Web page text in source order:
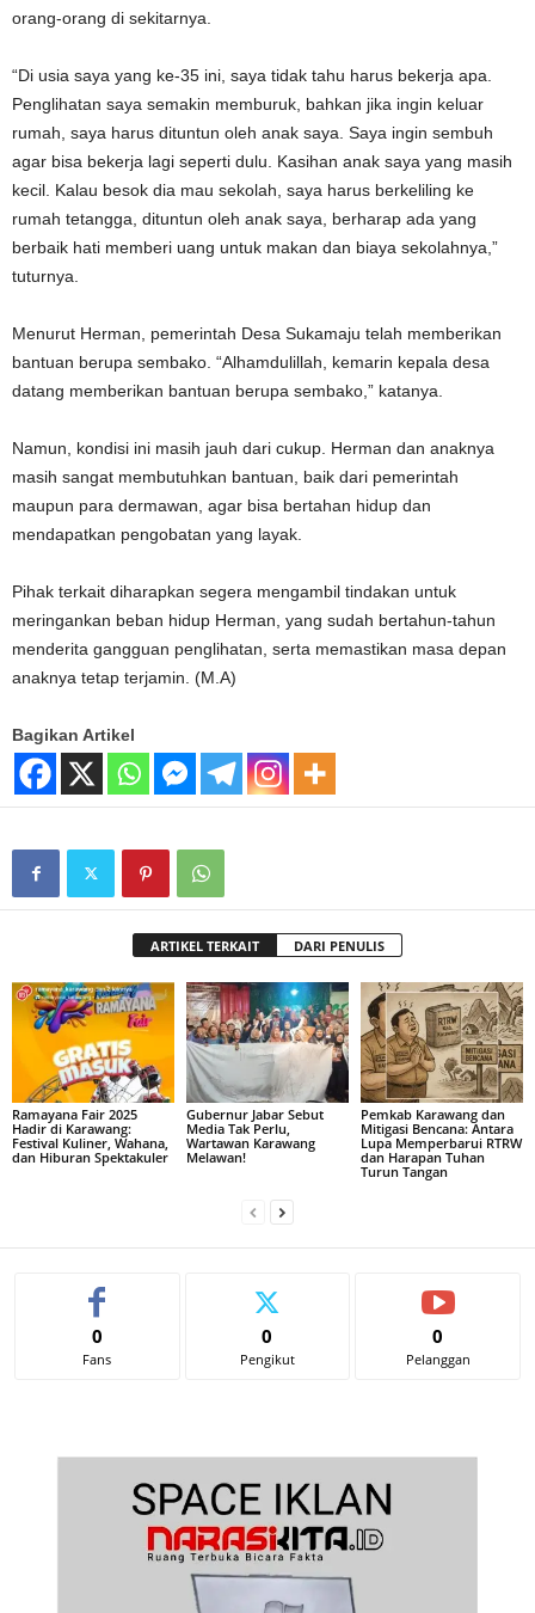
orang-orang di sekitarnya.
“Di usia saya yang ke-35 ini, saya tidak tahu harus bekerja apa.
Penglihatan saya semakin memburuk, bahkan jika ingin keluar
rumah, saya harus dituntun oleh anak saya. Saya ingin sembuh
agar bisa bekerja lagi seperti dulu. Kasihan anak saya yang masih
kecil. Kalau besok dia mau sekolah, saya harus berkeliling ke
rumah tetangga, dituntun oleh anak saya, berharap ada yang
berbaik hati memberi uang untuk makan dan biaya sekolahnya,”
tuturnya.
Menurut Herman, pemerintah Desa Sukamaju telah memberikan
bantuan berupa sembako. “Alhamdulillah, kemarin kepala desa
datang memberikan bantuan berupa sembako,” katanya.
Namun, kondisi ini masih jauh dari cukup. Herman dan anaknya
masih sangat membutuhkan bantuan, baik dari pemerintah
maupun para dermawan, agar bisa bertahan hidup dan
mendapatkan pengobatan yang layak.
Pihak terkait diharapkan segera mengambil tindakan untuk
meringankan beban hidup Herman, yang sudah bertahun-tahun
menderita gangguan penglihatan, serta memastikan masa depan
anaknya tetap terjamin. (M.A)
Bagikan Artikel
ARTIKEL TERKAIT DARI PENULIS
Ramayana Fair 2025
Hadir di Karawang:
Festival Kuliner, Wahana,
dan Hiburan Spektakuler
Gubernur Jabar Sebut
Media Tak Perlu,
Wartawan Karawang
Melawan!
Pemkab Karawang dan
Mitigasi Bencana: Antara
Lupa Memperbarui RTRW
dan Harapan Tuhan
Turun Tangan
0
Fans
0
Pengikut
0
Pelanggan